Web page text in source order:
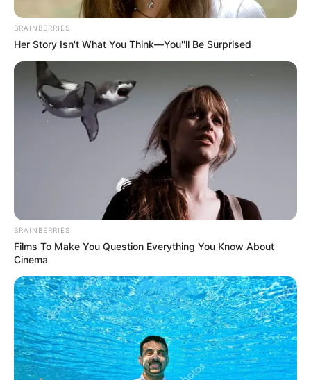
BRAINBERRIES
Her Story Isn't What You Think—You''ll Be Surprised
BRAINBERRIES
Films To Make You Question Everything You Know About
Cinema